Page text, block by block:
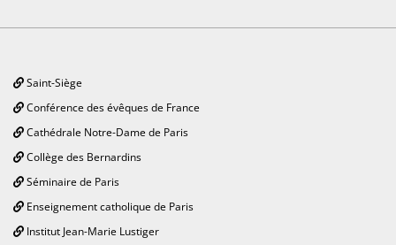
Saint-Siège
Conférence des évêques de France
Cathédrale Notre-Dame de Paris
Collège des Bernardins
Séminaire de Paris
Enseignement catholique de Paris
Institut Jean-Marie Lustiger